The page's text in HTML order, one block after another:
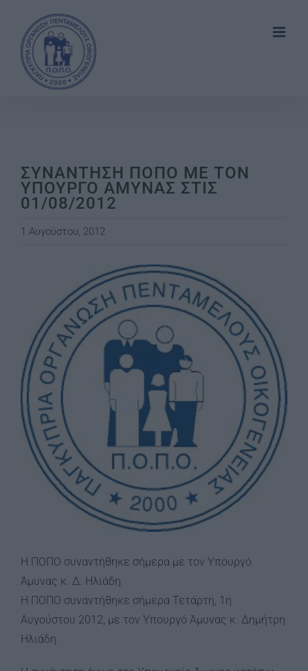
content
ΣΥΝΑΝΤΗΣΗ ΠΟΠΟ ΜΕ ΤΟΝ
ΥΠΟΥΡΓΟ ΑΜΥΝΑΣ ΣΤΙΣ
01/08/2012
1 Αυγούστου, 2012
Image
Η ΠΟΠΟ συναντήθηκε σήμερα με τον Υπουργό
Άμυνας κ. Δ. Ηλιάδη
Η ΠΟΠΟ συναντήθηκε σήμερα Τετάρτη, 1η
Αυγούστου 2012, με τον Υπουργό Άμυνας κ. Δημήτρη
Ηλιάδη.